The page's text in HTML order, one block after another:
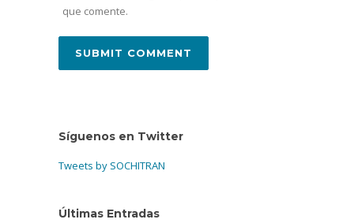
que comente.
Síguenos en Twitter
Tweets by SOCHITRAN
Últimas Entradas